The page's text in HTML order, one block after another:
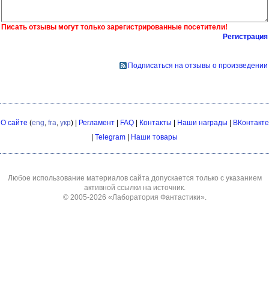
Писать отзывы могут только зарегистрированные посетители!
Регистрация
Подписаться на отзывы о произведении
О сайте (eng fra укр) | Регламент| FAQ| Контакты | Наши награды | ВКонтакте
| Telegram | Наши товары
Любое использование материалов сайта допускается только с указанием
активной ссылки на источник.
© 2005-2026 «Лаборатория Фантастики»